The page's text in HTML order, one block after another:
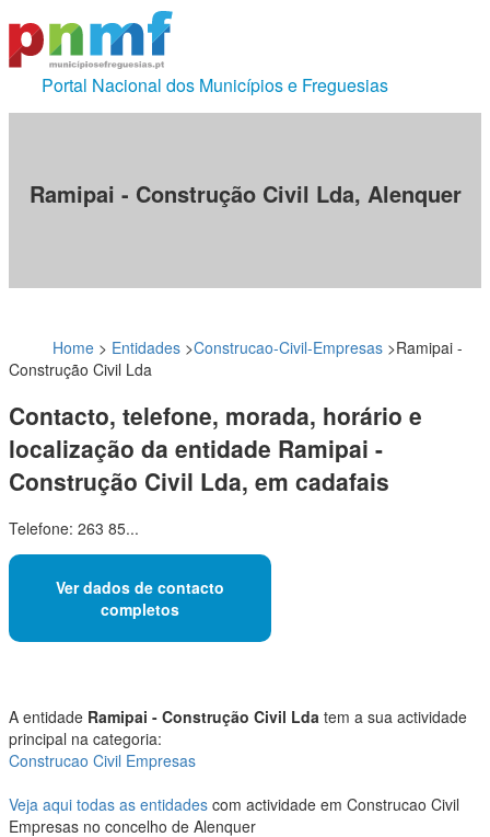
Portal Nacional dos Municípios e Freguesias
Ramipai - Construção Civil Lda, Alenquer
Home > Entidades >Construcao-Civil-Empresas >Ramipai -
Construção Civil Lda
Contacto, telefone, morada, horário e
localização da entidade Ramipai -
Construção Civil Lda, em cadafais
Telefone: 263 85...
Ver dados de contacto
completos
A entidade Ramipai - Construção Civil Lda tem a sua actividade
principal na categoria:
Construcao Civil Empresas
Veja aqui todas as entidades com actividade em Construcao Civil
Empresas no concelho de Alenquer